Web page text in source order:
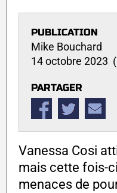
PUBLICATION
Mike Bouchard
14 octobre 2023
PARTAGER
Vanessa Cosi
mais cette fois-
menaces de